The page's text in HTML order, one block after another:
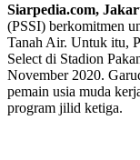
Siarpedia.com,
(PSSI) berkomitmen
Tanah Air. Untuk itu,
Select di Stadion
November 2020.
pemain usia muda
program jilid ketiga.